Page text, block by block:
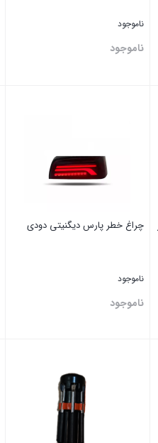
ناموجود
ناموجود
چراغ خطر پارس دیگنیتی دودی
ناموجود
ناموجود